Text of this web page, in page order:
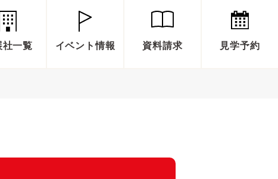
社一覧 イベント情報 資料請求 見学予約